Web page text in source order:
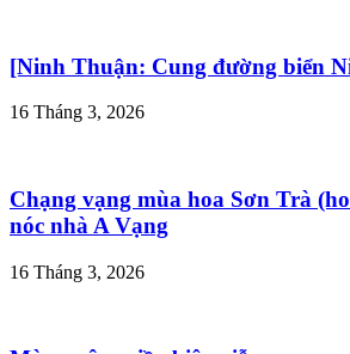
[Ninh Thuận: Cung đường biển
16 Tháng 3, 2026
Chạng vạng mùa hoa Sơn Trà
nóc nhà A Vạng
16 Tháng 3, 2026